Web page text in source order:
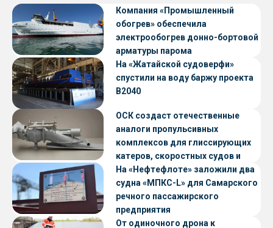
Компания «Промышленный
обогрев» обеспечила
электрообогрев донно-бортовой
арматуры парома
«Петропавловск» проекта CNF22
На «Жатайской судоверфи»
спустили на воду баржу проекта
В2040
ОСК создаст отечественные
аналоги пропульсивных
комплексов для глиссирующих
катеров, скоростных судов и
судов с малой осадкой
На «Нефтефлоте» заложили два
судна «МПКС-L» для Самарского
речного пассажирского
предприятия
От одиночного дрона к